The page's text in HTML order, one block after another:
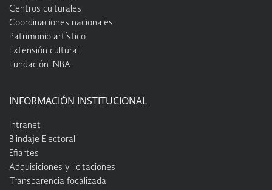
Centros culturales
Coordinaciones nacionales
Patrimonio artístico
Extensión cultural
Fundación INBA
INFORMACIÓN INSTITUCIONAL
Intranet
Blindaje Electoral
Efiartes
Adquisiciones y licitaciones
Transparencia focalizada